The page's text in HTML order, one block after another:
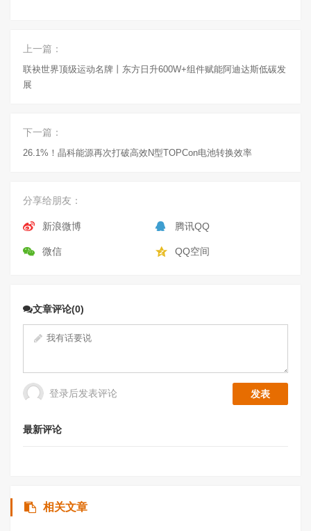
上一篇：
联袂世界顶级运动名牌丨东方日升600W+组件赋能阿迪达斯低碳发
展
下一篇：
26.1%！晶科能源再次打破高效N型TOPCon电池转换效率
分享给朋友：
新浪微博 腾讯QQ
微信 QQ空间
文章评论(0)
登录后发表评论
最新评论
相关文章